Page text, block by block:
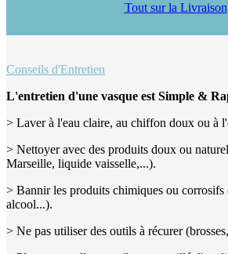
Tout sur la Livraison
Conseils d'Entretien
L'entretien d'une vasque est Simple &
> Laver à l'eau claire, au chiffon doux ou à
> Nettoyer avec des produits doux ou
Marseille, liquide vaisselle,...).
> Bannir les produits chimiques ou
alcool...).
> Ne pas utiliser des outils à récurer